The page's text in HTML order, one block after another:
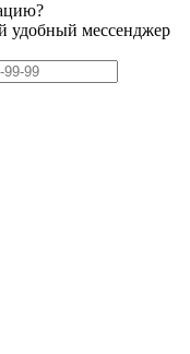
удобный мессенджер